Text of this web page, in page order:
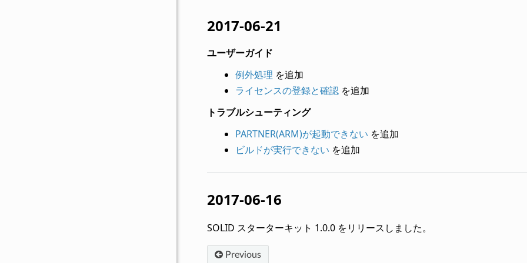
2017-06-21
ユーザーガイド
例外処理 を追加
ライセンスの登録と確認を追加
トラブルシューティング
PARTNER(ARM)が起動できない を追加
ビルドが実行できない を追加
2017-06-16
SOLID スターターキット 1.0.0 をリリースしました。
Previous